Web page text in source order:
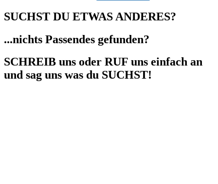
SUCHST DU ETWAS ANDERES?
...nichts Passendes gefunden?
SCHREIB uns oder RUF uns einfach an
und sag uns was du SUCHST!